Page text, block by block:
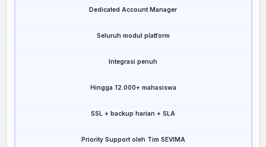
Dedicated Account Manager
Seluruh modul platform
Integrasi penuh
Hingga 12.000+ mahasiswa
SSL + backup harian + SLA
Priority Support oleh Tim SEVIMA